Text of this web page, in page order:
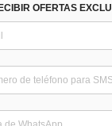
OFERTAS